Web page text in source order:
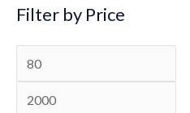
Filter by Price